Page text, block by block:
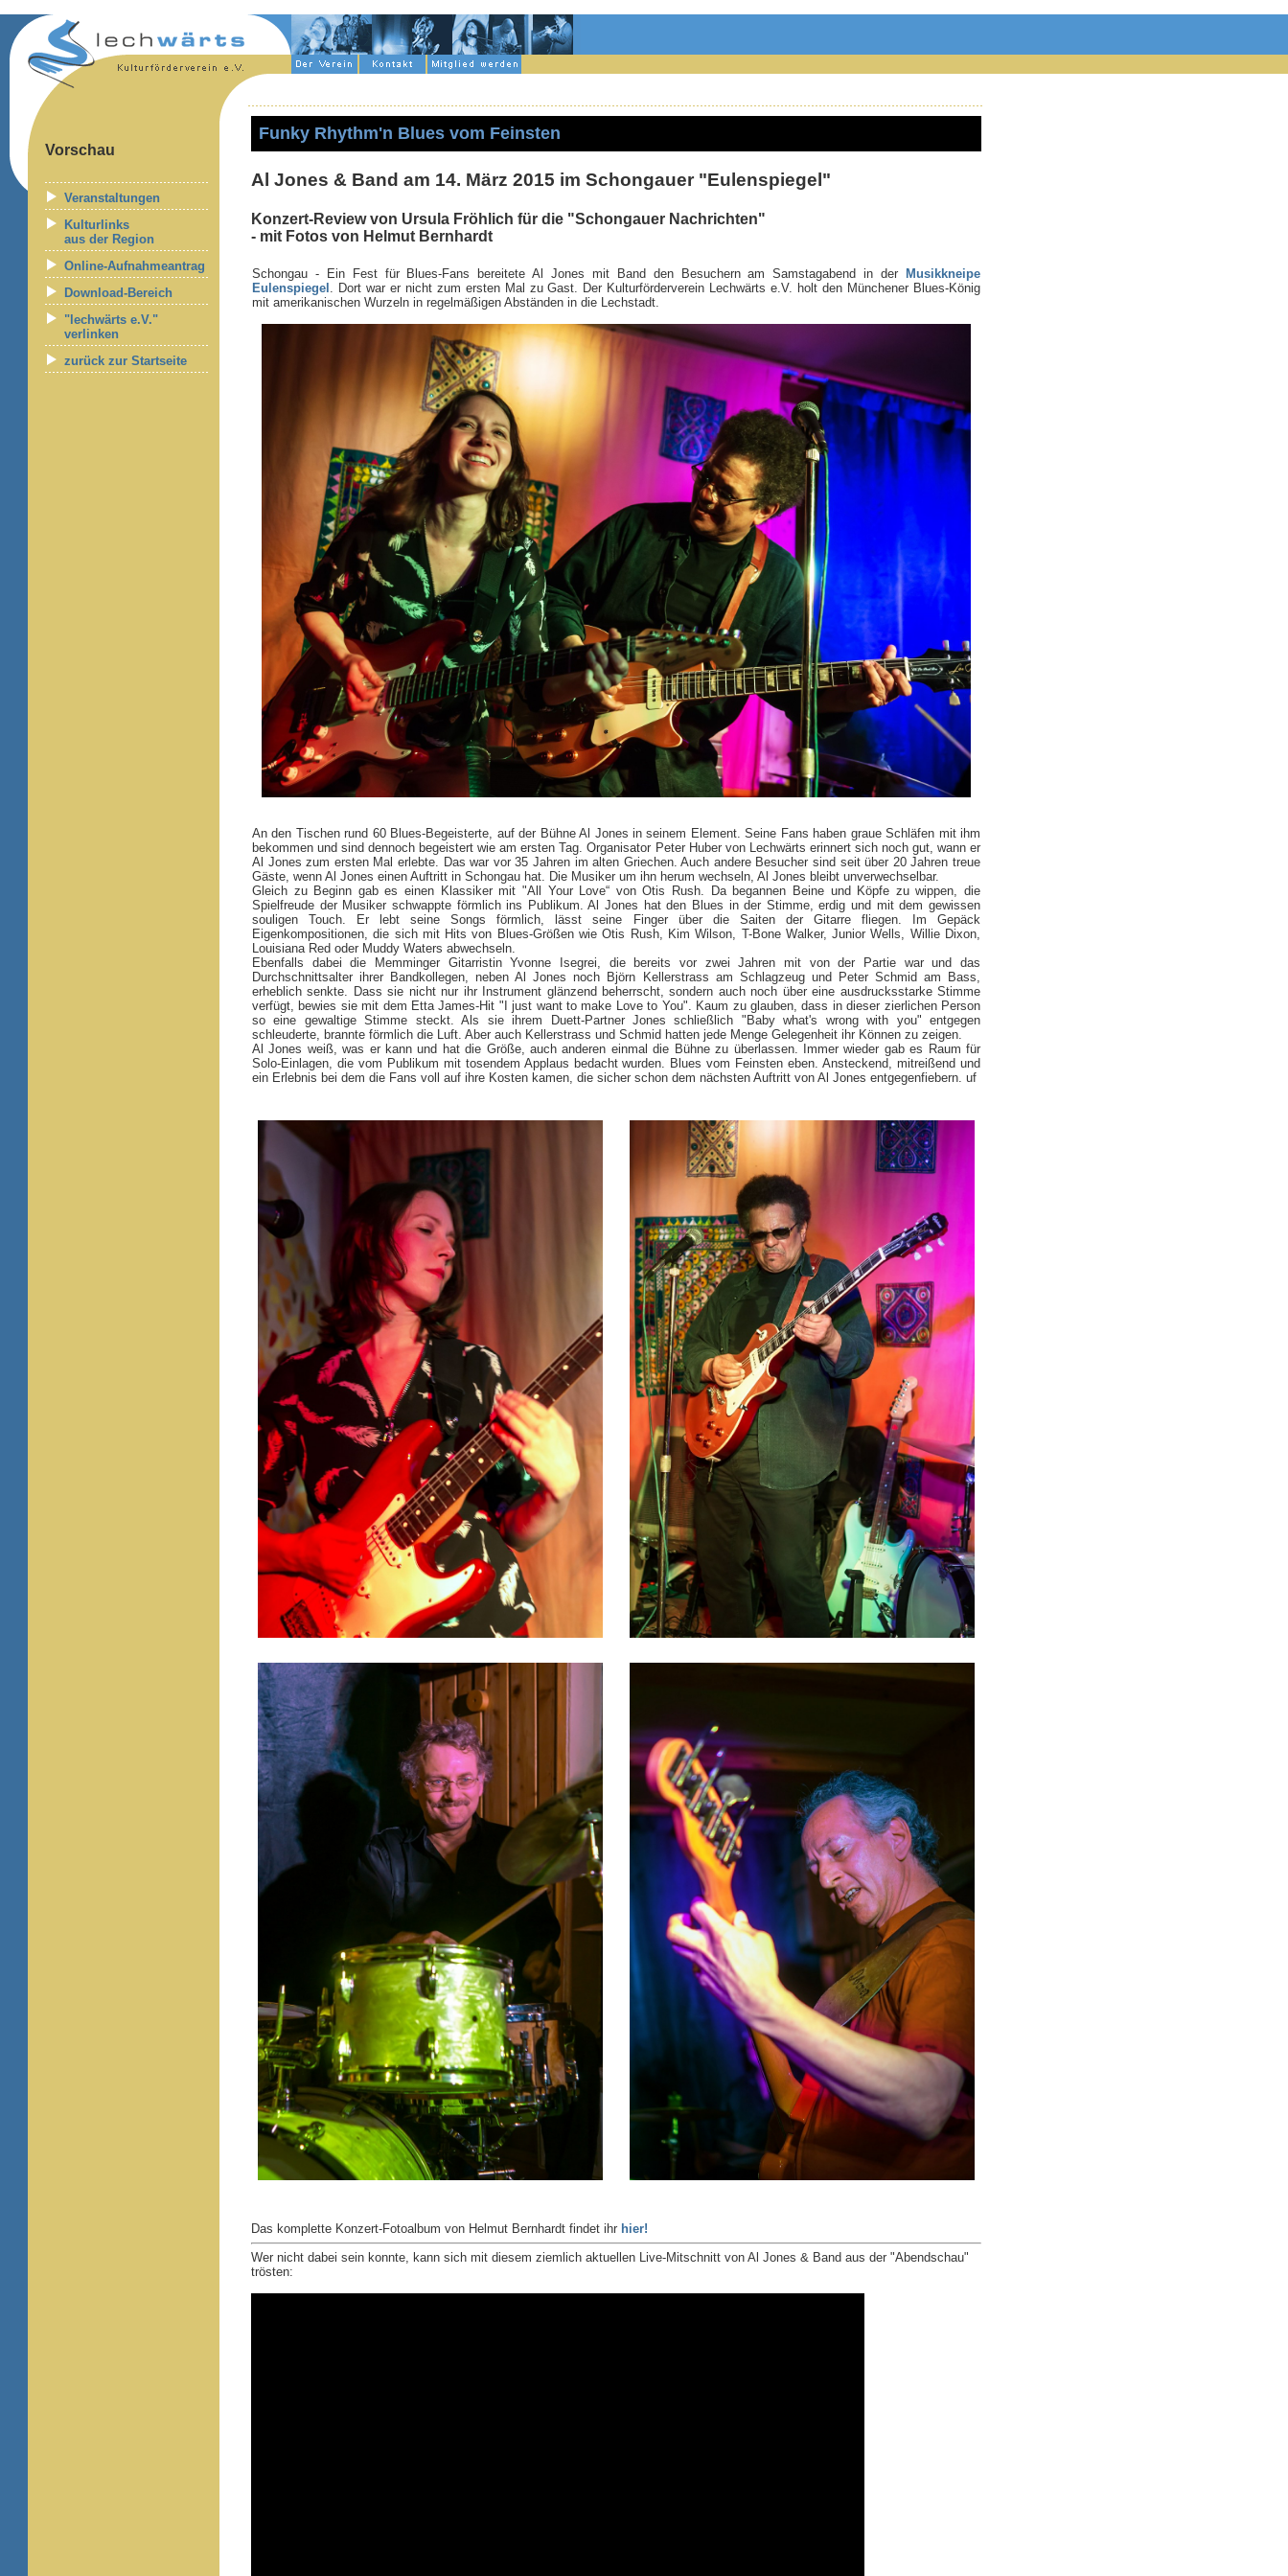
Vorschau
Veranstaltungen
Kulturlinks
aus der Region
Online-Aufnahmeantrag
Download-Bereich
"lechwärts e.V."
verlinken
zurück zur Startseite
Funky Rhythm'n Blues vom Feinsten
Al Jones & Band am 14. März 2015 im Schongauer "Eulenspiegel"
Konzert-Review von Ursula Fröhlich für die "Schongauer Nachrichten"
- mit Fotos von Helmut Bernhardt
Schongau - Ein Fest für Blues-Fans bereitete Al Jones mit Band den Besuchern am Samstagabend in der
Musikkneipe
Eulenspiegel . Dort war er nicht zum ersten Mal zu Gast. Der Kulturförderverein Lechwärts e.V. holt den Münchener Blues-König
mit amerikanischen Wurzeln in regelmäßigen Abständen in die Lechstadt.
An den Tischen rund 60 Blues-Begeisterte, auf der Bühne Al Jones in seinem Element. Seine Fans haben graue Schläfen mit ihm
bekommen und sind dennoch begeistert wie am ersten Tag. Organisator Peter Huber von Lechwärts erinnert sich noch gut, wann er
Al Jones zum ersten Mal erlebte. Das war vor 35 Jahren im alten Griechen. Auch andere Besucher sind seit über 20 Jahren treue
Gäste, wenn Al Jones einen Auftritt in Schongau hat. Die Musiker um ihn herum wechseln, Al Jones bleibt unverwechselbar.
Gleich zu Beginn gab es einen Klassiker mit "All Your Love“ von Otis Rush. Da begannen Beine und Köpfe zu wippen, die
Spielfreude der Musiker schwappte förmlich ins Publikum. Al Jones hat den Blues in der Stimme, erdig und mit dem gewissen
souligen Touch. Er lebt seine Songs förmlich, lässt seine Finger über die Saiten der Gitarre fliegen. Im Gepäck
Eigenkompositionen, die sich mit Hits von Blues-Größen wie Otis Rush, Kim Wilson, T-Bone Walker, Junior Wells, Willie Dixon,
Louisiana Red oder Muddy Waters abwechseln.
Ebenfalls dabei die Memminger Gitarristin Yvonne Isegrei, die bereits vor zwei Jahren mit von der Partie war und das
Durchschnittsalter ihrer Bandkollegen, neben Al Jones noch Björn Kellerstrass am Schlagzeug und Peter Schmid am Bass,
erheblich senkte. Dass sie nicht nur ihr Instrument glänzend beherrscht, sondern auch noch über eine ausdrucksstarke Stimme
verfügt, bewies sie mit dem Etta James-Hit "I just want to make Love to You". Kaum zu glauben, dass in dieser zierlichen Person
so eine gewaltige Stimme steckt. Als sie ihrem Duett-Partner Jones schließlich "Baby what's wrong with you" entgegen
schleuderte, brannte förmlich die Luft. Aber auch Kellerstrass und Schmid hatten jede Menge Gelegenheit ihr Können zu zeigen.
Al Jones weiß, was er kann und hat die Größe, auch anderen einmal die Bühne zu überlassen. Immer wieder gab es Raum für
Solo-Einlagen, die vom Publikum mit tosendem Applaus bedacht wurden. Blues vom Feinsten eben. Ansteckend, mitreißend und
ein Erlebnis bei dem die Fans voll auf ihre Kosten kamen, die sicher schon dem nächsten Auftritt von Al Jones entgegenfiebern. uf
Das komplette Konzert-Fotoalbum von Helmut Bernhardt findet ihr hier!
Wer nicht dabei sein konnte, kann sich mit diesem ziemlich aktuellen Live-Mitschnitt von Al Jones & Band aus der "Abendschau"
trösten: